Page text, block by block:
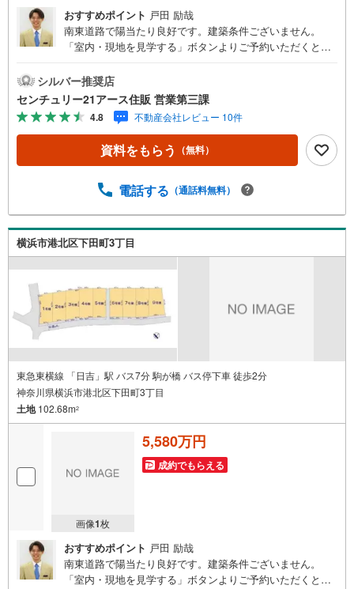
おすすめポイント 戸田 励哉
南東道路で陽当たり良好です。建築条件ございません。
「室内・現地を見学する」ボタンよりご予約いただくとご
のポイント】◆センチュリオン獲得店舗◆全国約970店舗あ
るセンチュリー21のお店。その中でも、アメリカ本部が設
ける一定基準を満たした、上位4％しか受賞できない賞。そ
れが「センチュリオン」です。弊社はそのセンチュリオン
を2002年から欠かすことなく取り続けております。◆住宅
ローン相談会◆お客様にあった無理のない住宅ローンの試
す。人生最大のお買い物になりますので、しっかりとした
だわる◆大きな金額を長期間で返済する住宅ローンは優遇
金利が0.1％変わるだけで、支払い総額に大きな変化が生じ
ます。取引の多い弊社は金融機関の特色、傾向、トレンド
を熟知しておりますので、お客様のニーズにあった金融機
関をご紹介させて頂きます。
シルバー推奨店
センチュリー21アース住販 営業第三課
4.8 不動産会社レビュー 10件
資料をもらう （無料）
電話する （通話料無料）
横浜市港北区下田町3丁目
東急東横線 「日吉」駅 バス7分 駒が橋 バス停下車 徒歩2分
神奈川県横浜市港北区下田町3丁目
土地102.68m2
画像1枚
5,580万円
成約でもらえる
おすすめポイント 戸田 励哉
南東道路で陽当たり良好です。建築条件ございません。
「室内・現地を見学する」ボタンよりご予約いただくとご